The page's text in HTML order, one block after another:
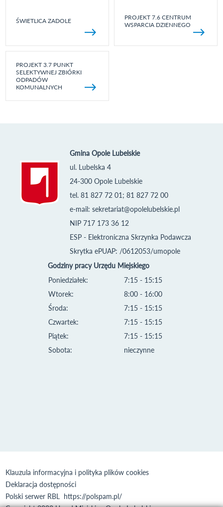
ŚWIETLICA ZADOLE
PROJEKT 7.6 CENTRUM
WSPARCIA DZIENNEGO
PROJEKT 3.7 PUNKT
SELEKTYWNEJ ZBIÓRKI
ODPADÓW
KOMUNALNYCH
Gmina Opole Lubelskie
ul. Lubelska 4
24-300 Opole Lubelskie
tel. 81 827 72 01; 81 827 72 00
e-mail: sekretariat@opolelubelskie.pl
NIP 717 173 36 12
ESP - Elektroniczna Skrzynka Podawcza
Skrytka ePUAP: /0612053/umopole
Godziny pracy Urzędu Miejskiego
Poniedziałek:
Wtorek:
Środa:
Czwartek:
Piątek:
Sobota:
7:15 - 15:15
8:00 - 16:00
7:15 - 15:15
7:15 - 15:15
7:15 - 15:15
nieczynne
Klauzula informacyjna i polityka plików cookies
Deklaracja dostępności
Polski serwer RBL https://polspam.pl/